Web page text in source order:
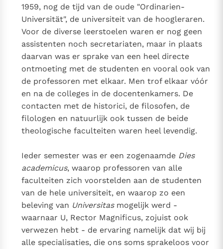
1959, nog de tijd van de oude "Ordinarien-
Universität", de universiteit van de hoogleraren.
Voor de diverse leerstoelen waren er nog geen
assistenten noch secretariaten, maar in plaats
daarvan was er sprake van een heel directe
ontmoeting met de studenten en vooral ook van
de professoren met elkaar. Men trof elkaar vóór
en na de colleges in de docentenkamers. De
contacten met de historici, de filosofen, de
filologen en natuurlijk ook tussen de beide
theologische faculteiten waren heel levendig.
Ieder semester was er een zogenaamde Dies
academicus, waarop professoren van alle
faculteiten zich voorstelden aan de studenten
van de hele universiteit, en waarop zo een
beleving van Universitasmogelijk werd -
waarnaar U, Rector Magnificus, zojuist ook
verwezen hebt - de ervaring namelijk dat wij bij
alle specialisaties, die ons soms sprakeloos voor